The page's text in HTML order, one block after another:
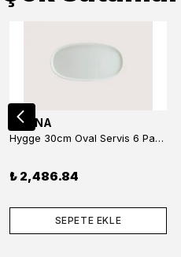
BONNA
Hygge 30cm Oval Servis 6 Parça
₺ 2,486.84
SEPETE EKLE